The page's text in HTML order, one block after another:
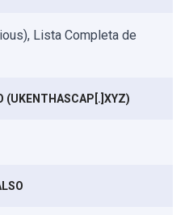
Lista Completa de
(UKENTHASCAP[.]XYZ)